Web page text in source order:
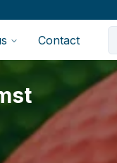
Contact